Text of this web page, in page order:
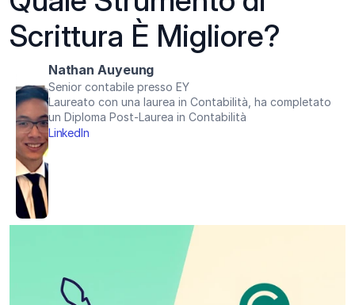
Scrittura È Migliore?
Nathan Auyeung
Senior contabile presso EY
Laureato con una laurea in Contabilità, ha completato
un Diploma Post-Laurea in Contabilità
LinkedIn